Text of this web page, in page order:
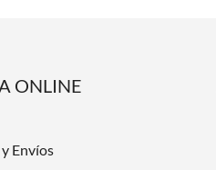
ONLINE
Envíos